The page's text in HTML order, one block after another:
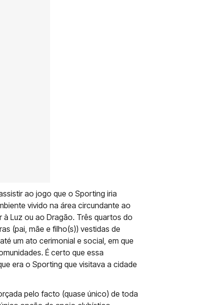
ao jogo que o Sporting iria
vivido na área circundante ao
Luz ou ao Dragão. Três quartos do
(pai, mãe e filho(s)) vestidas de
um ato cerimonial e social, em que
É certo que essa
era o Sporting que visitava a cidade
pelo facto (quase único) de toda